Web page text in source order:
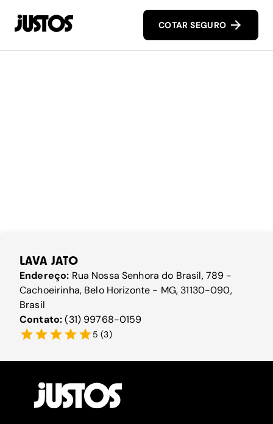
COTAR SEGURO
LAVA JATO
Endereço: Rua Nossa Senhora do Brasil, 789 -
Cachoeirinha, Belo Horizonte - MG, 31130-090,
Brasil
Contato:(31) 99768-0159
5 (3)